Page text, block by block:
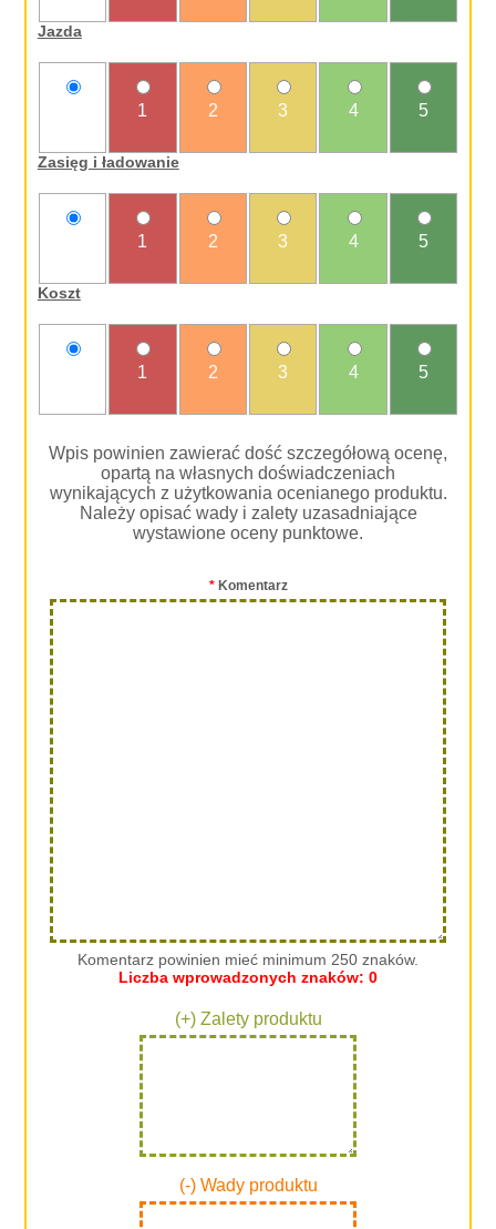
Jazda
1 2 3 4 5
Zasięg i ładowanie
1 2 3 4 5
Koszt
1 2 3 4 5
Wpis powinien zawierać dość szczegółową ocenę,
opartą na własnych doświadczeniach
wynikających z użytkowania ocenianego produktu.
Należy opisać wady i zalety uzasadniające
wystawione oceny punktowe.
*Komentarz
Komentarz powinien mieć minimum 250 znaków.
Liczba wprowadzonych znaków: 0
(+) Zalety produktu
(-) Wady produktu